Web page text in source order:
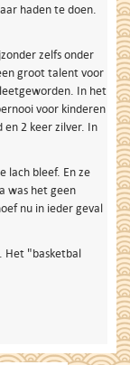
haden te doen.
zelfs onder
groot talent voor
In het
voor kinderen
en 2 keer zilver. In
lach bleef. En ze
was het geen
nu in ieder geval
Het "basketbal